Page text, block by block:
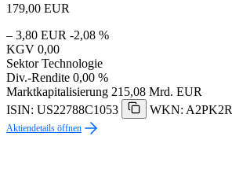
179,00 EUR
– 3,80 EUR -2,08 %
KGV 0,00
Sektor Technologie
Div.-Rendite 0,00 %
Marktkapitalisierung 215,08 Mrd. EUR
ISIN: US22788C1053
WKN: A2PK2R
Aktiendetails öffnen